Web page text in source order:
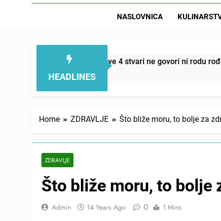
NASLOVNICA
HEADLINES
smanjuju – ove 4 stvari ne govori ni rodu rođenom
Home ZDRAVLJE Što bliže moru, to bolje za
ZDRAVLJE
Što bliže moru, to bolje
Admin 14 Years Ago 0 1 Mins